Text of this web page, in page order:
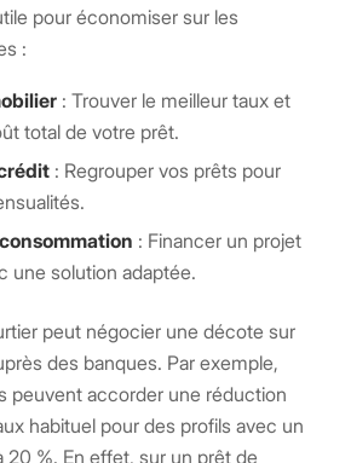
pour économiser sur les
:
: Trouver le meilleur taux et
total de votre prêt.
: Regrouper vos prêts pour
: Financer un projet
une solution adaptée.
peut négocier une décote sur
des banques. Par exemple,
peuvent accorder une réduction
habituel pour des profils avec un
20 %. En effet, sur un prêt de